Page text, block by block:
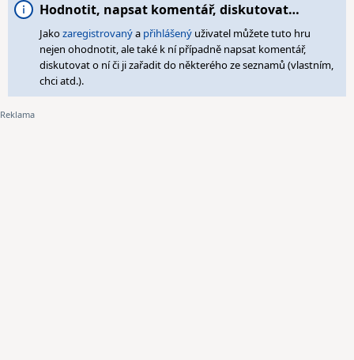
Hodnotit, napsat komentář, diskutovat…
Jakozaregistrovanýa přihlášený uživatel můžete tuto hru
nejen ohodnotit, ale také k ní případně napsat komentář,
diskutovat o ní či ji zařadit do některého ze seznamů (vlastním,
chci atd.).